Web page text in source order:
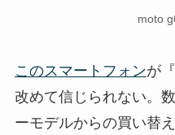
moto
このスマートフォンが
改めて信じられない。
ーモデルからの買い替え